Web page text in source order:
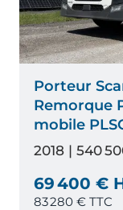
Porteur
Remorque
mobile
2018 | 540
69 400 €
83 280 € TTC